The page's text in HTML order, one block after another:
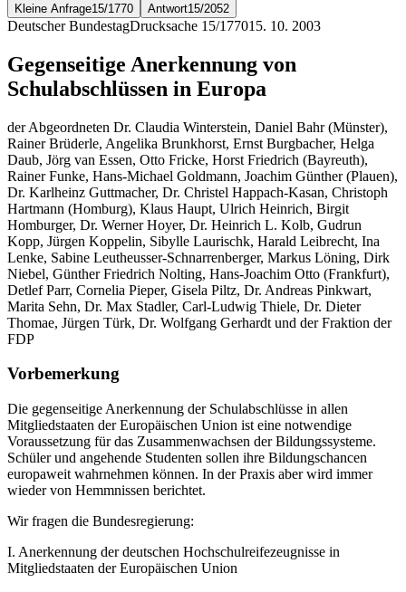
Kleine Anfrage15/1770 Antwort15/2052
Deutscher BundestagDrucksache 15/177015. 10. 2003
Gegenseitige Anerkennung von
Schulabschlüssen in Europa
der Abgeordneten Dr. Claudia Winterstein, Daniel Bahr (Münster),
Rainer Brüderle, Angelika Brunkhorst, Ernst Burgbacher, Helga
Daub, Jörg van Essen, Otto Fricke, Horst Friedrich (Bayreuth),
Rainer Funke, Hans-Michael Goldmann, Joachim Günther (Plauen),
Dr. Karlheinz Guttmacher, Dr. Christel Happach-Kasan, Christoph
Hartmann (Homburg), Klaus Haupt, Ulrich Heinrich, Birgit
Homburger, Dr. Werner Hoyer, Dr. Heinrich L. Kolb, Gudrun
Kopp, Jürgen Koppelin, Sibylle Laurischk, Harald Leibrecht, Ina
Lenke, Sabine Leutheusser-Schnarrenberger, Markus Löning, Dirk
Niebel, Günther Friedrich Nolting, Hans-Joachim Otto (Frankfurt),
Detlef Parr, Cornelia Pieper, Gisela Piltz, Dr. Andreas Pinkwart,
Marita Sehn, Dr. Max Stadler, Carl-Ludwig Thiele, Dr. Dieter
Thomae, Jürgen Türk, Dr. Wolfgang Gerhardt und der Fraktion der
FDP
Vorbemerkung
Die gegenseitige Anerkennung der Schulabschlüsse in allen
Mitgliedstaaten der Europäischen Union ist eine notwendige
Voraussetzung für das Zusammenwachsen der Bildungssysteme.
Schüler und angehende Studenten sollen ihre Bildungschancen
europaweit wahrnehmen können. In der Praxis aber wird immer
wieder von Hemmnissen berichtet.
Wir fragen die Bundesregierung:
I. Anerkennung der deutschen Hochschulreifezeugnisse in
Mitgliedstaaten der Europäischen Union